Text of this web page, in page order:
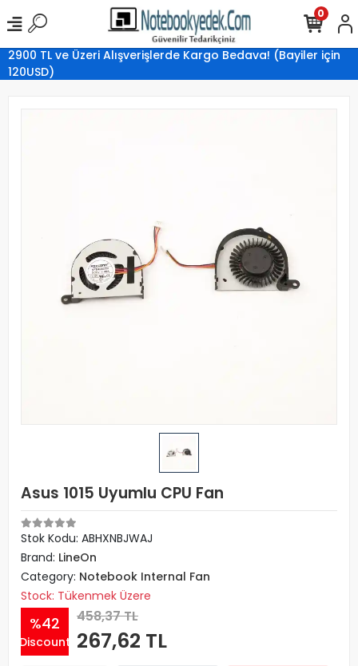
2900 TL ve Üzeri Alışverişlerde Kargo Bedava! (Bayiler için
120USD)
0
Asus 1015 Uyumlu CPU Fan
Stok Kodu: ABHXNBJWAJ
Brand: LineOn
Category: Notebook Internal Fan
Stock: Tükenmek Üzere
%42
Discount
458,37 TL
267,62 TL